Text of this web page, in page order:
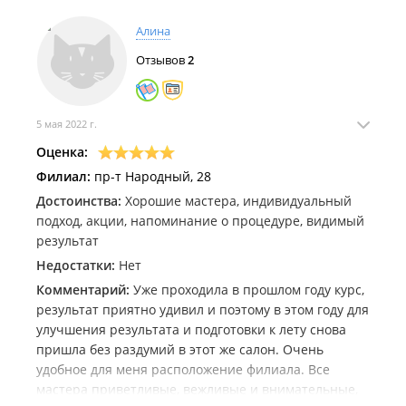
процедуры массажа. Ещё после массажа у меня
большой прилив сил энергии, выходишь сразу
после и такой позитив, такая энергия! Ходила я 2
раза в неделю. Понравился сеанс массажа
Алина
Отзывов2
5 мая 2022 г.
Оценка:
Филиал: пр-т Народный, 28
Достоинства: Хорошие мастера, индивидуальный
подход, акции, напоминание о процедуре, видимый
результат
Недостатки: Нет
Комментарий: Уже проходила в прошлом году курс,
результат приятно удивил и поэтому в этом году для
улучшения результата и подготовки к лету снова
пришла без раздумий в этот же салон. Очень
удобное для меня расположение филиала. Все
мастера приветливые, вежливые и внимательные,